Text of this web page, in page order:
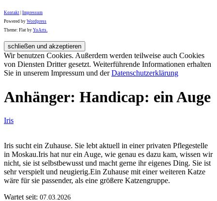
Kontakt Impressum
Powered by Wordpress
Theme: Flat by YoArts.
Wir benutzen Cookies. Außerdem werden teilweise auch Cookies
von Diensten Dritter gesetzt. Weiterführende Informationen erhalten
Sie in unserem Impressum und derDatenschutzerklärung
Anhänger: Handicap: ein Auge
Iris
Iris sucht ein Zuhause. Sie lebt aktuell in einer privaten Pflegestelle
in Moskau.Iris hat nur ein Auge, wie genau es dazu kam, wissen wir
nicht, sie ist selbstbewusst und macht gerne ihr eigenes Ding. Sie ist
sehr verspielt und neugierig.Ein Zuhause mit einer weiteren Katze
wäre für sie passender, als eine größere Katzengruppe.
Wartet seit: 07.03.2026